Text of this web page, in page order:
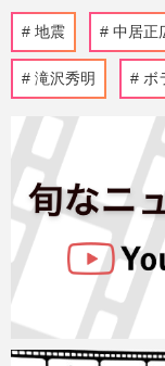
地震 中居正
滝沢秀明 ボ